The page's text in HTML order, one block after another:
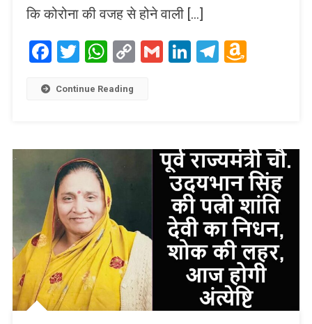
कि कोरोना की वजह से होने वाली […]
Facebook
Twitter
WhatsApp
CopyGmailLinkedIn
Telegram
Continue Reading